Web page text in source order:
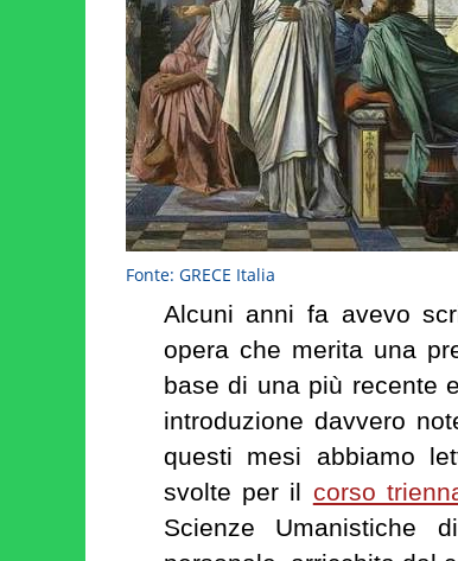
Fonte: GRECE Italia
Alcuni anni fa avevo
opera che merita una
base di una più recente
introduzione davvero
questi mesi abbiamo
svolte per il corso
Scienze Umanistiche